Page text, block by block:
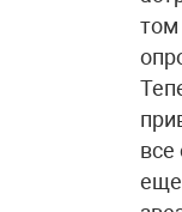
том
все
еще